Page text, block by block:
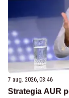
7 aug. 2026, 08:46
Strategia AUR